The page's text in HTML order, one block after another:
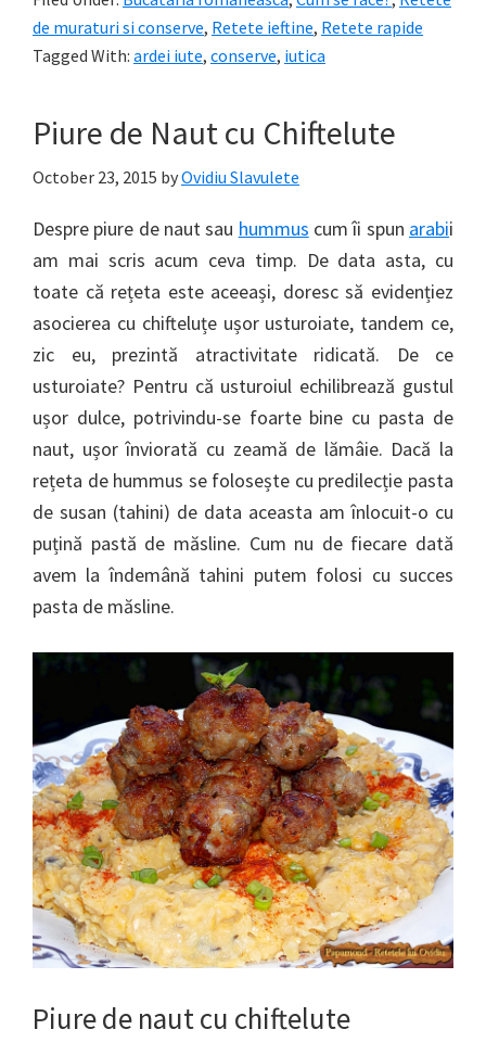
de muraturi si conserve, Retete ieftine, Retete rapide
Tagged With: ardei iute, conserve, iutica
Piure de Naut cu Chiftelute
October 23, 2015 byOvidiu Slavulete
Despre piure de naut sau hummus cum îi spun arabii
am mai scris acum ceva timp. De data asta, cu
toate că rețeta este aceeași, doresc să evidențiez
asocierea cu chifteluțe ușor usturoiate, tandem ce,
zic eu, prezintă atractivitate ridicată. De ce
usturoiate? Pentru că usturoiul echilibrează gustul
ușor dulce, potrivindu-se foarte bine cu pasta de
naut, ușor înviorată cu zeamă de lămâie. Dacă la
rețeta de hummus se folosește cu predilecție pasta
de susan (tahini) de data aceasta am înlocuit-o cu
puțină pastă de măsline. Cum nu de fiecare dată
avem la îndemână tahini putem folosi cu succes
pasta de măsline.
Piure de naut cu chiftelute